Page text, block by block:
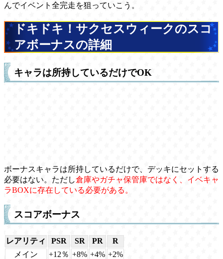
んでイベント全完走を狙っていこう。
ドキドキ！サクセスウィークのスコ
アボーナスの詳細
キャラは所持しているだけでOK
ボーナスキャラは所持しているだけで、デッキにセットする
必要はない。ただし倉庫やガチャ保管庫ではなく、イベキャ
ラBOXに存在している必要がある。
スコアボーナス
レアリティ PSR SR PR
R
メイン
+12％ +8% +4% +2%